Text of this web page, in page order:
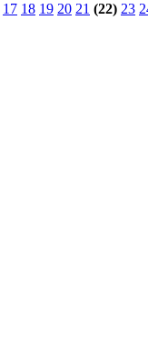
17 18 19 20 21 (22) 23